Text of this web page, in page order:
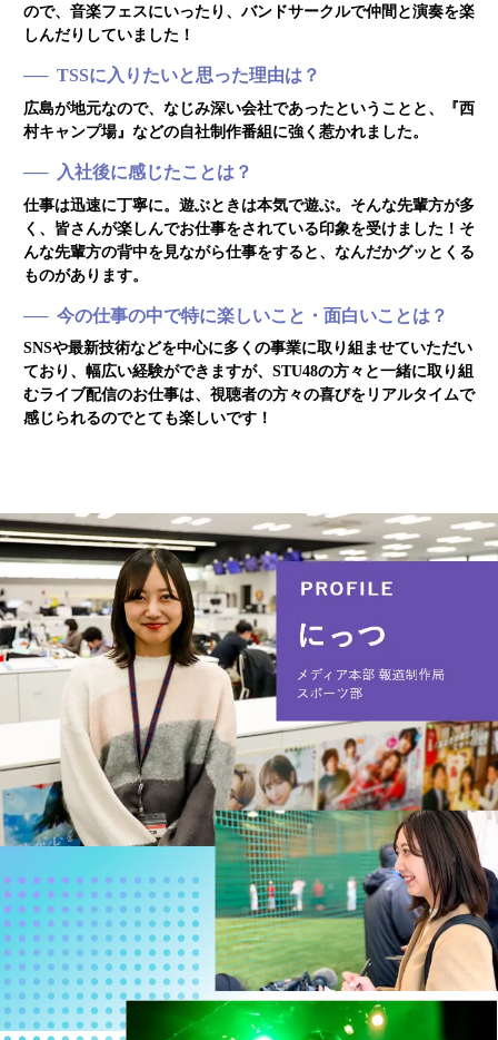
ので、音楽フェスにいったり、バンドサークルで仲間と演奏を楽
しんだりしていました！
TSSに入りたいと思った理由は？
広島が地元なので、なじみ深い会社であったということと、『西
村キャンプ場』などの自社制作番組に強く惹かれました。
入社後に感じたことは？
仕事は迅速に丁寧に。遊ぶときは本気で遊ぶ。そんな先輩方が多
く、皆さんが楽しんでお仕事をされている印象を受けました！そ
んな先輩方の背中を見ながら仕事をすると、なんだかグッとくる
ものがあります。
今の仕事の中で特に楽しいこと・面白いことは？
SNSや最新技術などを中心に多くの事業に取り組ませていただい
ており、幅広い経験ができますが、STU48の方々と一緒に取り組
むライブ配信のお仕事は、視聴者の方々の喜びをリアルタイムで
感じられるのでとても楽しいです！